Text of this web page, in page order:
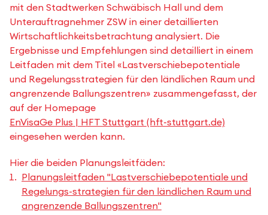
mit den Stadtwerken Schwäbisch Hall und dem
Unterauftragnehmer ZSW in einer detaillierten
Wirtschaftlichkeitsbetrachtung analysiert. Die
Ergebnisse und Empfehlungen sind detailliert in einem
Leitfaden mit dem Titel «Lastverschiebepotentiale
und Regelungsstrategien für den ländlichen Raum und
angrenzende Ballungszentren» zusammengefasst, der
auf der Homepage
EnVisaGe Plus | HFT Stuttgart (hft-stuttgart.de)
eingesehen werden kann.
Hier die beiden Planungsleitfäden:
Planungsleitfaden "Lastverschiebepotentiale und
Regelungs-strategien für den ländlichen Raum und
angrenzende Ballungszentren"